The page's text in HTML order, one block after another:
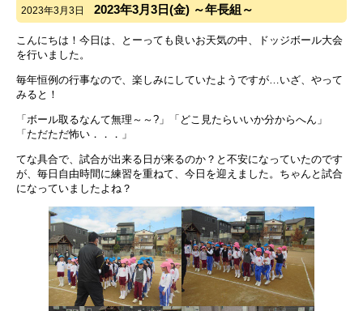
2023年3月3日 2023年3月3日(金) ～年長組～
こんにちは！今日は、とーっても良いお天気の中、ドッジボール大会
を行いました。
毎年恒例の行事なので、楽しみにしていたようですが…いざ、やって
みると！
「ボール取るなんて無理～～?」「どこ見たらいいか分からへん」
「ただただ怖い．．．」
てな具合で、試合が出来る日が来るのか？と不安になっていたのです
が、毎日自由時間に練習を重ねて、今日を迎えました。ちゃんと試合
になっていましたよね？